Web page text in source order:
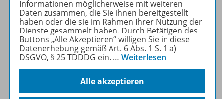
Planungshilfen
Ergänzende Materialien
Gratis für Sie!
Informationen möglicherweise mit weiteren
Daten zusammen, die Sie ihnen bereitgestellt
haben oder die sie im Rahmen Ihrer Nutzung der
Dienste gesammelt haben. Durch Betätigen des
Buttons „Alle Akzeptieren“ willigen Sie in diese
Datenerhebung gemäß Art. 6 Abs. 1 S. 1 a)
DSGVO, § 25 TDDDG ein. … Weiterlesen
Alle akzeptieren